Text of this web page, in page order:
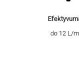
do 12 L/